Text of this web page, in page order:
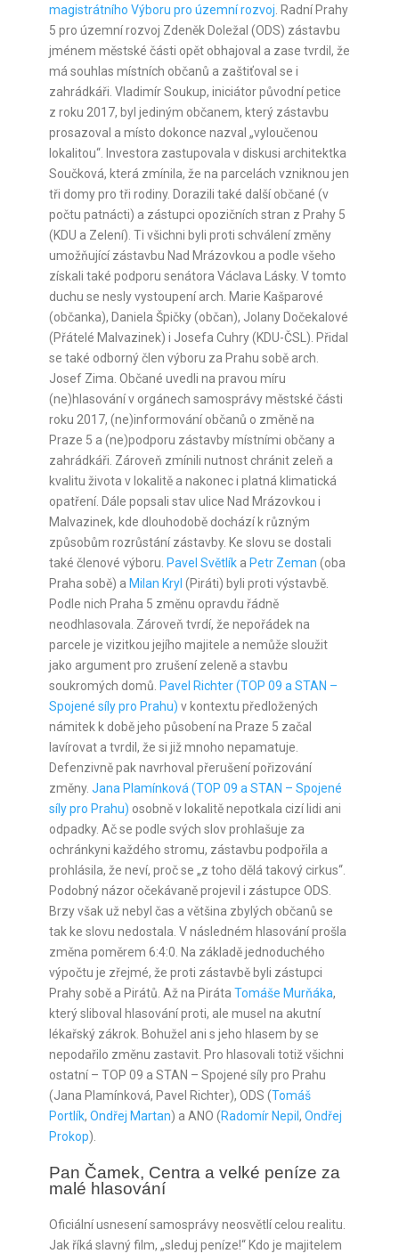
magistrátního Výboru pro územní rozvoj. Radní Prahy
5 pro územní rozvoj Zdeněk Doležal (ODS) zástavbu
jménem městské části opět obhajoval a zase tvrdil, že
má souhlas místních občanů a zaštiťoval se i
zahrádkáři. Vladimír Soukup, iniciátor původní petice
z roku 2017, byl jediným občanem, který zástavbu
prosazoval a místo dokonce nazval „vyloučenou
lokalitou“. Investora zastupovala v diskusi architektka
Součková, která zmínila, že na parcelách vzniknou jen
tři domy pro tři rodiny. Dorazili také další občané (v
počtu patnácti) a zástupci opozičních stran z Prahy 5
(KDU a Zelení). Ti všichni byli proti schválení změny
umožňující zástavbu Nad Mrázovkou a podle všeho
získali také podporu senátora Václava Lásky. V tomto
duchu se nesly vystoupení arch. Marie Kašparové
(občanka), Daniela Špičky (občan), Jolany Dočekalové
(Přátelé Malvazinek) i Josefa Cuhry (KDU-ČSL). Přidal
se také odborný člen výboru za Prahu sobě arch.
Josef Zima. Občané uvedli na pravou míru
(ne)hlasování v orgánech samosprávy městské části
roku 2017, (ne)informování občanů o změně na
Praze 5 a (ne)podporu zástavby místními občany a
zahrádkáři. Zároveň zmínili nutnost chránit zeleň a
kvalitu života v lokalitě a nakonec i platná klimatická
opatření. Dále popsali stav ulice Nad Mrázovkou i
Malvazinek, kde dlouhodobě dochází k různým
způsobům rozrůstání zástavby. Ke slovu se dostali
také členové výboru. Pavel Světlíka Petr Zeman (oba
Praha sobě) a Milan Kryl (Piráti) byli proti výstavbě.
Podle nich Praha 5 změnu opravdu řádně
neodhlasovala. Zároveň tvrdí, že nepořádek na
parcele je vizitkou jejího majitele a nemůže sloužit
jako argument pro zrušení zeleně a stavbu
soukromých domů. Pavel Richter (TOP 09 a STAN –
Spojené síly pro Prahu) v kontextu předložených
námitek k době jeho působení na Praze 5 začal
lavírovat a tvrdil, že si již mnoho nepamatuje.
Defenzivně pak navrhoval přerušení pořizování
změny. Jana Plamínková (TOP 09 a STAN – Spojené
síly pro Prahu) osobně v lokalitě nepotkala cizí lidi ani
odpadky. Ač se podle svých slov prohlašuje za
ochránkyni každého stromu, zástavbu podpořila a
prohlásila, že neví, proč se „z toho dělá takový cirkus“.
Podobný názor očekávaně projevil i zástupce ODS.
Brzy však už nebyl čas a většina zbylých občanů se
tak ke slovu nedostala. V následném hlasování prošla
změna poměrem 6:4:0. Na základě jednoduchého
výpočtu je zřejmé, že proti zástavbě byli zástupci
Prahy sobě a Pirátů. Až na Piráta Tomáše Murňáka,
který sliboval hlasování proti, ale musel na akutní
lékařský zákrok. Bohužel ani s jeho hlasem by se
nepodařilo změnu zastavit. Pro hlasovali totiž všichni
ostatní – TOP 09 a STAN – Spojené síly pro Prahu
(Jana Plamínková, Pavel Richter), ODS (Tomáš
Portlík, Ondřej Martan) a ANO (Radomír Nepil , Ondřej
Prokop).
Pan Čamek, Centra a velké peníze za
malé hlasování
Oficiální usnesení samosprávy neosvětlí celou realitu.
Jak říká slavný film, „sleduj peníze!“ Kdo je majitelem